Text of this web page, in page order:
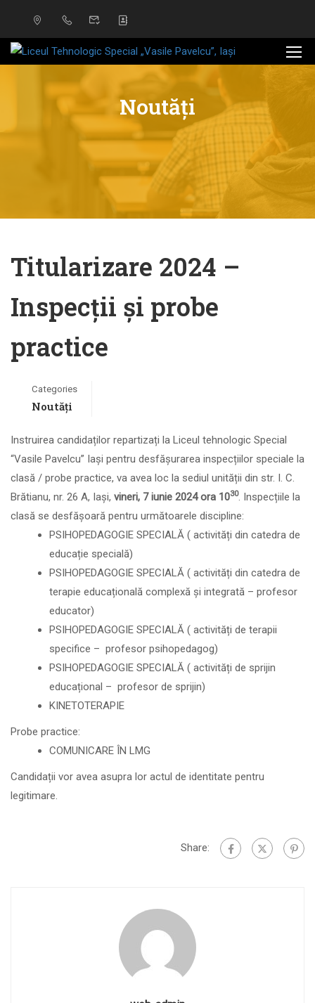
Noutăți
Titularizare 2024 –
Inspecții și probe
practice
Categories
Noutăți
Instruirea candidaților repartizați la Liceul tehnologic Special
“Vasile Pavelcu” Iași pentru desfășurarea inspecțiilor speciale la
clasă / probe practice, va avea loc la sediul unității din str. I. C.
Brătianu, nr. 26 A, Iași, vineri, 7 iunie 2024 ora 1030. Inspecțiile la
clasă se desfășoară pentru următoarele discipline:
PSIHOPEDAGOGIE SPECIALĂ ( activități din catedra de
educație specială)
PSIHOPEDAGOGIE SPECIALĂ ( activități din catedra de
terapie educațională complexă și integrată – profesor
educator)
PSIHOPEDAGOGIE SPECIALĂ ( activități de terapii
specifice – profesor psihopedagog)
PSIHOPEDAGOGIE SPECIALĂ ( activități de sprijin
educațional – profesor de sprijin)
KINETOTERAPIE
Probe practice:
COMUNICARE ÎN LMG
Candidații vor avea asupra lor actul de identitate pentru
legitimare.
Share: